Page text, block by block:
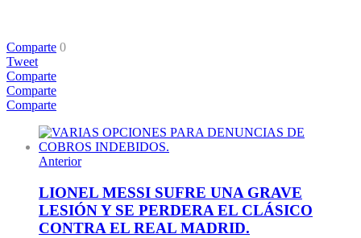
Comparte 0
Tweet
Comparte
Comparte
Comparte
Anterior
LIONEL MESSI SUFRE UNA GRAVE
LESIÓN Y SE PERDERA EL CLÁSICO
CONTRA EL REAL MADRID.